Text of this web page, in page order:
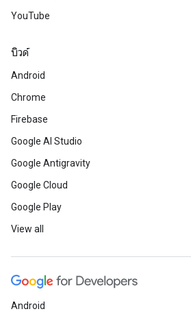
YouTube
บิวด์
Android
Chrome
Firebase
Google AI Studio
Google Antigravity
Google Cloud
Google Play
View all
Android